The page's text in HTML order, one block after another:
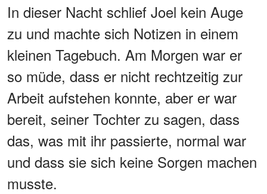
In dieser Nacht schlief Joel kein Auge
zu und machte sich Notizen in einem
kleinen Tagebuch. Am Morgen war er
so müde, dass er nicht rechtzeitig zur
Arbeit aufstehen konnte, aber er war
bereit, seiner Tochter zu sagen, dass
das, was mit ihr passierte, normal war
und dass sie sich keine Sorgen machen
musste.